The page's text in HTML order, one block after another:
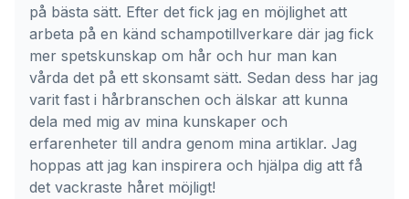
på bästa sätt. Efter det fick jag en möjlighet att
arbeta på en känd schampotillverkare där jag fick
mer spetskunskap om hår och hur man kan
vårda det på ett skonsamt sätt. Sedan dess har jag
varit fast i hårbranschen och älskar att kunna
dela med mig av mina kunskaper och
erfarenheter till andra genom mina artiklar. Jag
hoppas att jag kan inspirera och hjälpa dig att få
det vackraste håret möjligt!